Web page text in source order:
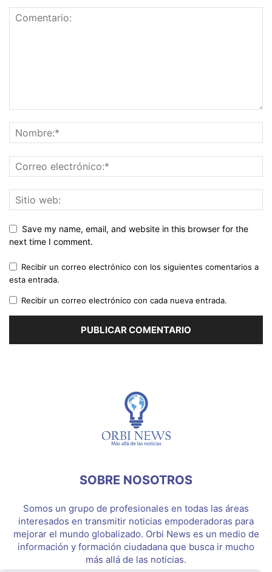
Save my name, email, and website in this browser for the
next time I comment.
Recibir un correo electrónico con los siguientes comentarios a
esta entrada.
Recibir un correo electrónico con cada nueva entrada.
SOBRE NOSOTROS
Somos un grupo de profesionales en todas las áreas
interesados en transmitir noticias empoderadoras para
mejorar el mundo globalizado. Orbi News es un medio de
información y formación ciudadana que busca ir mucho
más allá de las noticias.